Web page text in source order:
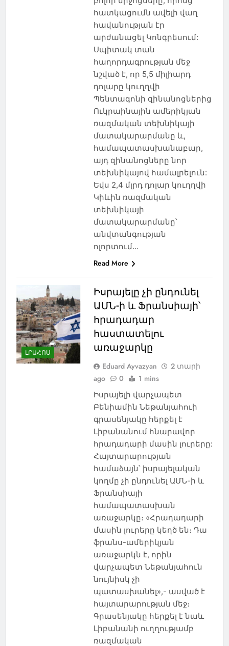
հատկացումն ավելի վաղ
հավանության էր
արժանացել Կոնգրեսում:
Սպիտակ տան
հաղորդագրության մեջ
նշված է, որ 5,5 միլիարդ
դոլարը կուղղվի
Պենտագոնի զինանոցներից
Ուկրաինային ամերիկյան
ռազմական տեխնիկայի
մատակարարմանը և,
համապատասխանաբար,
այդ զինանոցները նոր
տեխնիկայով համալրելուն:
Եվս 2,4 մլրդ դոլար կուղղվի
Կիևին ռազմական
տեխնիկայի
մատակարարմանը՝
անվտանգության
ոլորտում…
Read More
ԼՐԱՀՈՍ
Իսրայելը չի ընդունել
ԱՄՆ-ի և Ֆրանսիայի՝
հրադադար
հաստատելու
առաջարկը
Eduard Ayvazyan
2 տարի
ago
0 1 mins
Իսրայելի վարչապետ
Բենիամին Նեթանյահուի
գրասենյակը հերքել է
Լիբանանում հնարավոր
հրադադարի մասին լուրերը:
Հայտարարության
համաձայն՝ իսրայելական
կողմը չի ընդունել ԱՄՆ-ի և
Ֆրանսիայի
համապատասխան
առաջարկը։ «Հրադադարի
մասին լուրերը կեղծ են։ Դա
ֆրանս-ամերիկյան
առաջարկն է, որին
վարչապետ Նեթանյահուն
նույնիսկ չի
պատասխանել»,- ասված է
հայտարարության մեջ։
Գրասենյակը հերքել է նաև
Լիբանանի ուղղությամբ
ռազմական